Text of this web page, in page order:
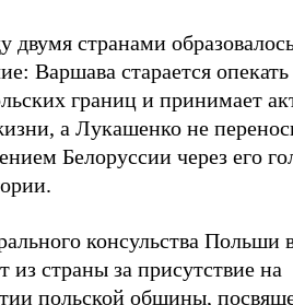
двумя странами
Варшава старается
границ и принимает
а Лукашенко не
Белоруссии через его
консульства Польши
страны за присутствие на
польской общины,